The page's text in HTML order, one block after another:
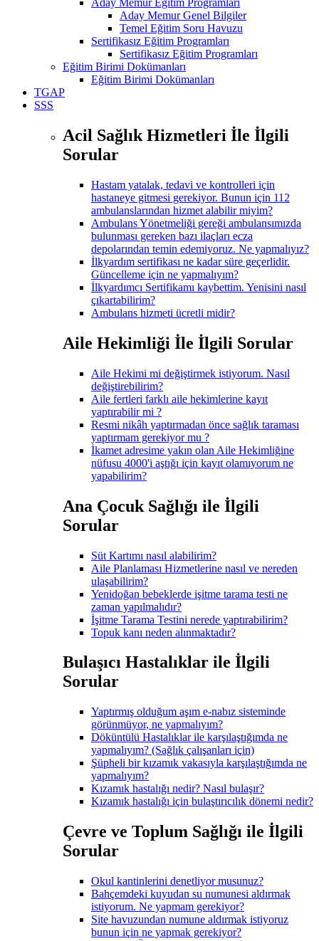
Aday Memur Genel Bilgiler
Temel Eğitim Soru Havuzu
Sertifikasız Eğitim Programları
Sertifikasız Eğitim Programları
Eğitim Birimi Dokümanları
Eğitim Birimi Dokümanları
TGAP
SSS
Acil Sağlık Hizmetleri İle İlgili
Sorular
Hastam yatalak, tedavi ve kontrolleri için
hastaneye gitmesi gerekiyor. Bunun için 112
ambulanslarından hizmet alabilir miyim?
Ambulans Yönetmeliği gereği ambulansımızda
bulunması gereken bazı ilaçları ecza
depolarından temin edemiyoruz. Ne yapmalıyız?
İlkyardım sertifikası ne kadar süre geçerlidir.
Güncelleme için ne yapmalıyım?
İlkyardımcı Sertifikamı kaybettim. Yenisini nasıl
çıkartabilirim?
Ambulans hizmeti ücretli midir?
Aile Hekimliği İle İlgili Sorular
Aile Hekimi mi değiştirmek istiyorum. Nasıl
değiştirebilirim?
Aile fertleri farklı aile hekimlerine kayıt
yaptırabilir mi ?
Resmi nikâh yaptırmadan önce sağlık taraması
yaptırmam gerekiyor mu ?
İkamet adresime yakın olan Aile Hekimliğine
nüfusu 4000'i aştığı için kayıt olamıyorum ne
yapabilirim?
Ana Çocuk Sağlığı ile İlgili
Sorular
Süt Kartımı nasıl alabilirim?
Aile Planlaması Hizmetlerine nasıl ve nereden
ulaşabilirim?
Yenidoğan bebeklerde işitme tarama testi ne
zaman yapılmalıdır?
İşitme Tarama Testini nerede yaptırabilirim?
Topuk kanı neden alınmaktadır?
Bulaşıcı Hastalıklar ile İlgili
Sorular
Yaptırmış olduğum aşım e-nabız sisteminde
görünmüyor, ne yapmalıyım?
Döküntülü Hastalıklar ile karşılaştığımda ne
yapmalıyım? (Sağlık çalışanları için)
Şüpheli bir kızamık vakasıyla karşılaştığımda ne
yapmalıyım?
Kızamık hastalığı nedir? Nasıl bulaşır?
Kızamık hastalığı için bulaştırıcılık dönemi nedir?
Çevre ve Toplum Sağlığı ile İlgili
Sorular
Okul kantinlerini denetliyor musunuz?
Bahçemdeki kuyudan su numunesi aldırmak
istiyorum. Ne yapmam gerekiyor?
Site havuzundan numune aldırmak istiyoruz
bunun için ne yapmak gerekiyor?